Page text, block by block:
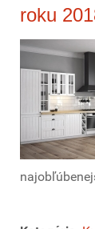
roku